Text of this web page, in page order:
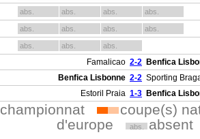
abs. abs. abs. abs.
abs. abs. abs. abs.
abs. abs. abs.
Famalicao 2-2 Benfica
Benfica Lisbonne 2-2 Sporting
Estoril Praia 1-3 Benfica
championnat
coupe(s)
d'europe
abs. absent